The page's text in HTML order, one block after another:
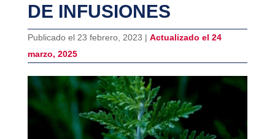
DE INFUSIONES
Publicado el 23 febrero, 2023 | Actualizado el 24
marzo, 2025